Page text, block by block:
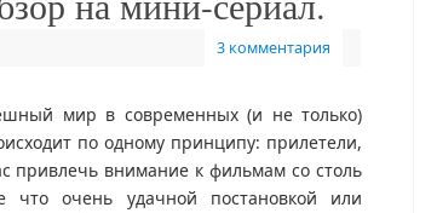
3 комментария
мир в современных (и не только)
по одному принципу: прилетели,
привлечь внимание к фильмам со столь
что очень удачной постановкой или